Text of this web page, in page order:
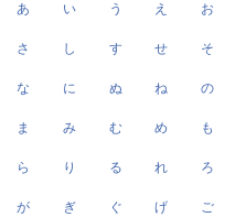
あ い う え お
さ し す せ そ
な に ぬ ね の
ま み む め も
ら り る れ ろ
が ぎ ぐ げ ご